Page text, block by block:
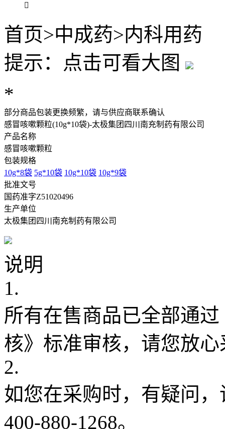

首页>中成药>内科用药
提示：点击可看大图
*
部分商品包装更换频繁，请与供应商联系确认
感冒咳嗽颗粒(10g*10袋)-太极集团四川南充制药有限公司
产品名称
感冒咳嗽颗粒
包装规格
10g*8袋 5g*10袋 10g*10袋 10g*9袋
批准文号
国药准字Z51020496
生产单位
太极集团四川南充制药有限公司
说明
1.
所有在售商品已全部通
核》标准审核，请您放心
2.
如您在采购时，有疑问
400-880-1268。